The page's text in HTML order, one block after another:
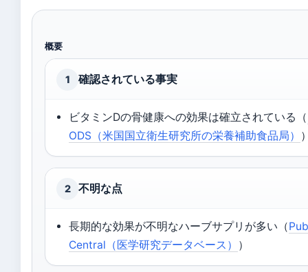
概要
1 確認されている事実
ビタミンDの骨健康への効果は確立されている（
ODS（米国国立衛生研究所の栄養補助食品局）
2 不明な点
長期的な効果が不明なハーブサプリが多い（
Central（医学研究データベース） ）